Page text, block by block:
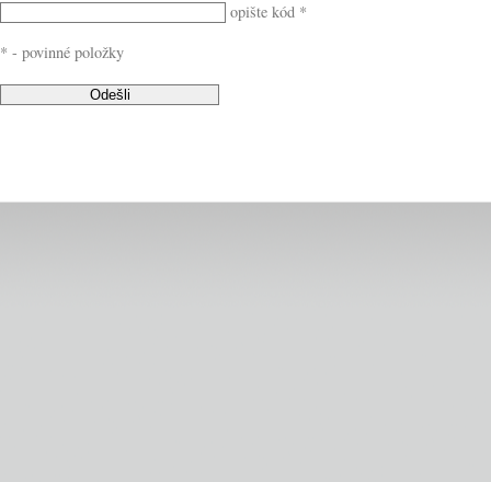
opište kód *
* - povinné položky